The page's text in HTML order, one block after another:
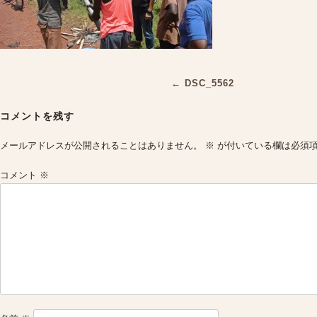
← DSC_5562
コメントを残す
メールアドレスが公開されることはありません。 ※ が付いている欄は必須
コメント ※